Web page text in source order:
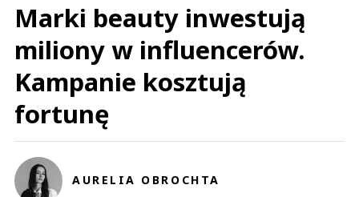
Marki beauty inwestują
miliony w influencerów.
Kampanie kosztują
fortunę
AURELIA OBROCHTA